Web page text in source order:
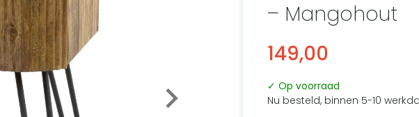
– Mangohout
149,00
✓ Op voorraad
Nu besteld, binnen 5-10